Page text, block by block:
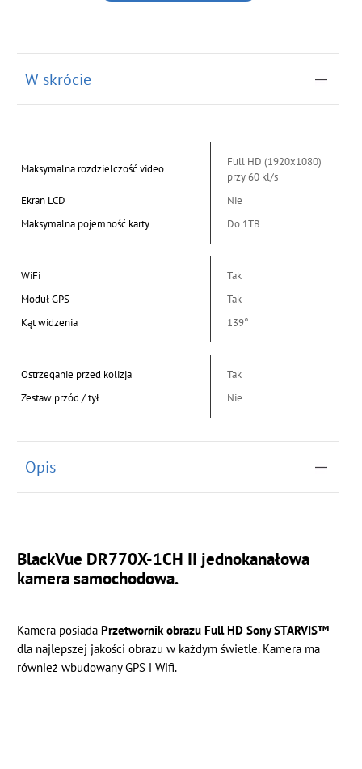
W skrócie
Maksymalna rozdzielczość video
Full HD (1920x1080)
przy 60 kl/s
Ekran LCD
Nie
Maksymalna pojemność karty
Do 1TB
WiFi
Tak
Moduł GPS
Tak
Kąt widzenia
139°
Ostrzeganie przed kolizja
Tak
Zestaw przód / tył
Nie
Opis
BlackVue DR770X-1CH II jednokanałowa
kamera samochodowa.
Kamera posiadaPrzetwornik obrazu Full HD Sony STARVIS™
dla najlepszej jakości obrazu w każdym świetle. Kamera ma
również wbudowany GPS i Wifi.